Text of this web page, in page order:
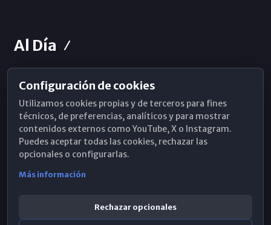
Al Día
Horarios de Misa
Hemeroteca
WhatsApp
Configuración de cookies
Utilizamos cookies propias y de terceros para fines
técnicos, de preferencias, analíticos y para mostrar
contenidos externos como YouTube, X o Instagram.
Puedes aceptar todas las cookies, rechazar las
opcionales o configurarlas.
Más información
Rechazar opcionales